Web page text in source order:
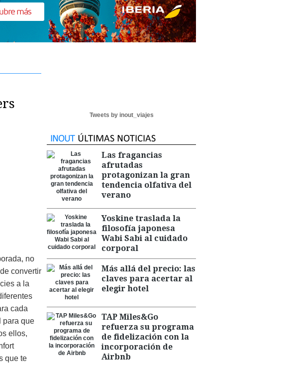
no
convertir
a la
cada
para que
ellos,
que te
Tweets by inout_viajes
Las fragancias
afrutadas
protagonizan la gran
tendencia olfativa del
verano
Yoskine traslada la
filosofía japonesa
Wabi Sabi al cuidado
corporal
Más allá del precio: las
claves para acertar al
elegir hotel
TAP Miles&Go
refuerza su programa
de fidelización con la
incorporación de
Airbnb